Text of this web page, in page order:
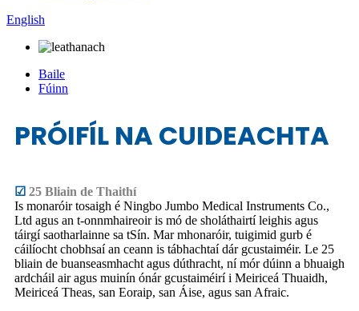
English
Baile
Fúinn
PRÓIFÍL NA CUIDEACHTA
☑ 25 Bliain de Thaithí
Is monaróir tosaigh é Ningbo Jumbo Medical Instruments Co.,
Ltd agus an t-onnmhaireoir is mó de sholáthairtí leighis agus
táirgí saotharlainne sa tSín. Mar mhonaróir, tuigimid gurb é
cáilíocht chobhsaí an ceann is tábhachtaí dár gcustaiméir. Le 25
bliain de buanseasmhacht agus dúthracht, ní mór dúinn a bhuaigh
ardcháil air agus muinín ónár gcustaiméirí i Meiriceá Thuaidh,
Meiriceá Theas, san Eoraip, san Áise, agus san Afraic.